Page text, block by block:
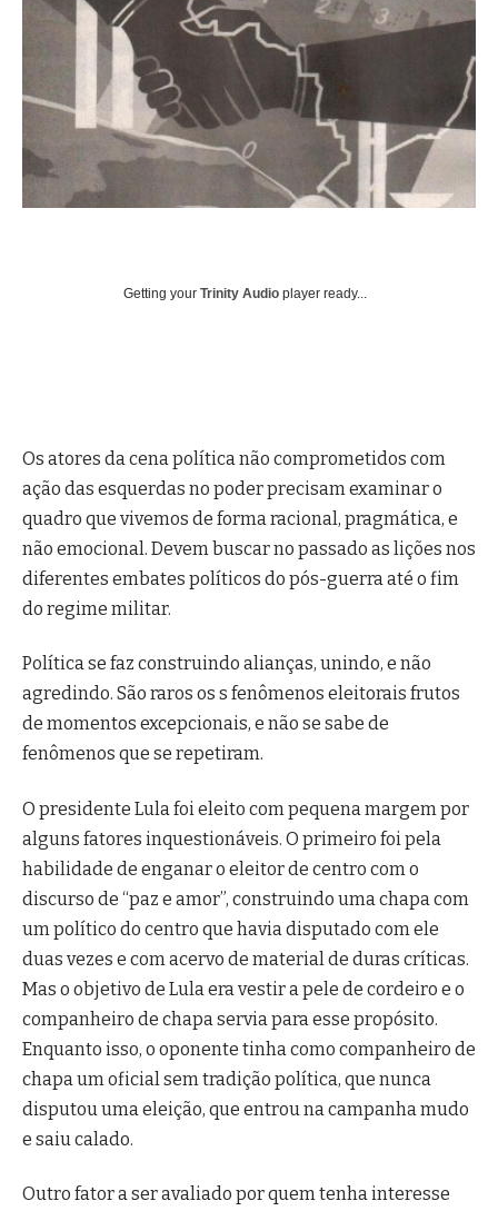
Getting your Trinity Audio player ready...
Os atores da cena política não comprometidos com
ação das esquerdas no poder precisam examinar o
quadro que vivemos de forma racional, pragmática, e
não emocional. Devem buscar no passado as lições nos
diferentes embates políticos do pós-guerra até o fim
do regime militar.
Política se faz construindo alianças, unindo, e não
agredindo. São raros os s fenômenos eleitorais frutos
de momentos excepcionais, e não se sabe de
fenômenos que se repetiram.
O presidente Lula foi eleito com pequena margem por
alguns fatores inquestionáveis. O primeiro foi pela
habilidade de enganar o eleitor de centro com o
discurso de “paz e amor”, construindo uma chapa com
um político do centro que havia disputado com ele
duas vezes e com acervo de material de duras críticas.
Mas o objetivo de Lula era vestir a pele de cordeiro e o
companheiro de chapa servia para esse propósito.
Enquanto isso, o oponente tinha como companheiro de
chapa um oficial sem tradição política, que nunca
disputou uma eleição, que entrou na campanha mudo
e saiu calado.
Outro fator a ser avaliado por quem tenha interesse